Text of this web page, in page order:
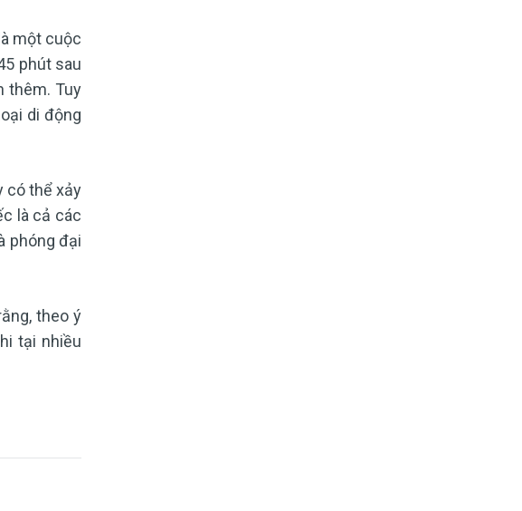
một cuộc
phút sau
thêm. Tuy
di động
có thể xảy
là cả các
phóng đại
theo ý
tại nhiều